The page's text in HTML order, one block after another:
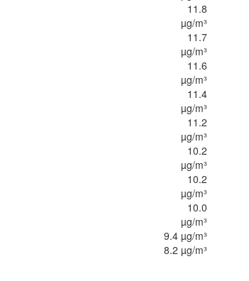
11.8
µg/m³
11.7
µg/m³
11.6
µg/m³
11.4
µg/m³
11.2
µg/m³
10.2
µg/m³
10.2
µg/m³
10.0
µg/m³
9.4 µg/m³
8.2 µg/m³